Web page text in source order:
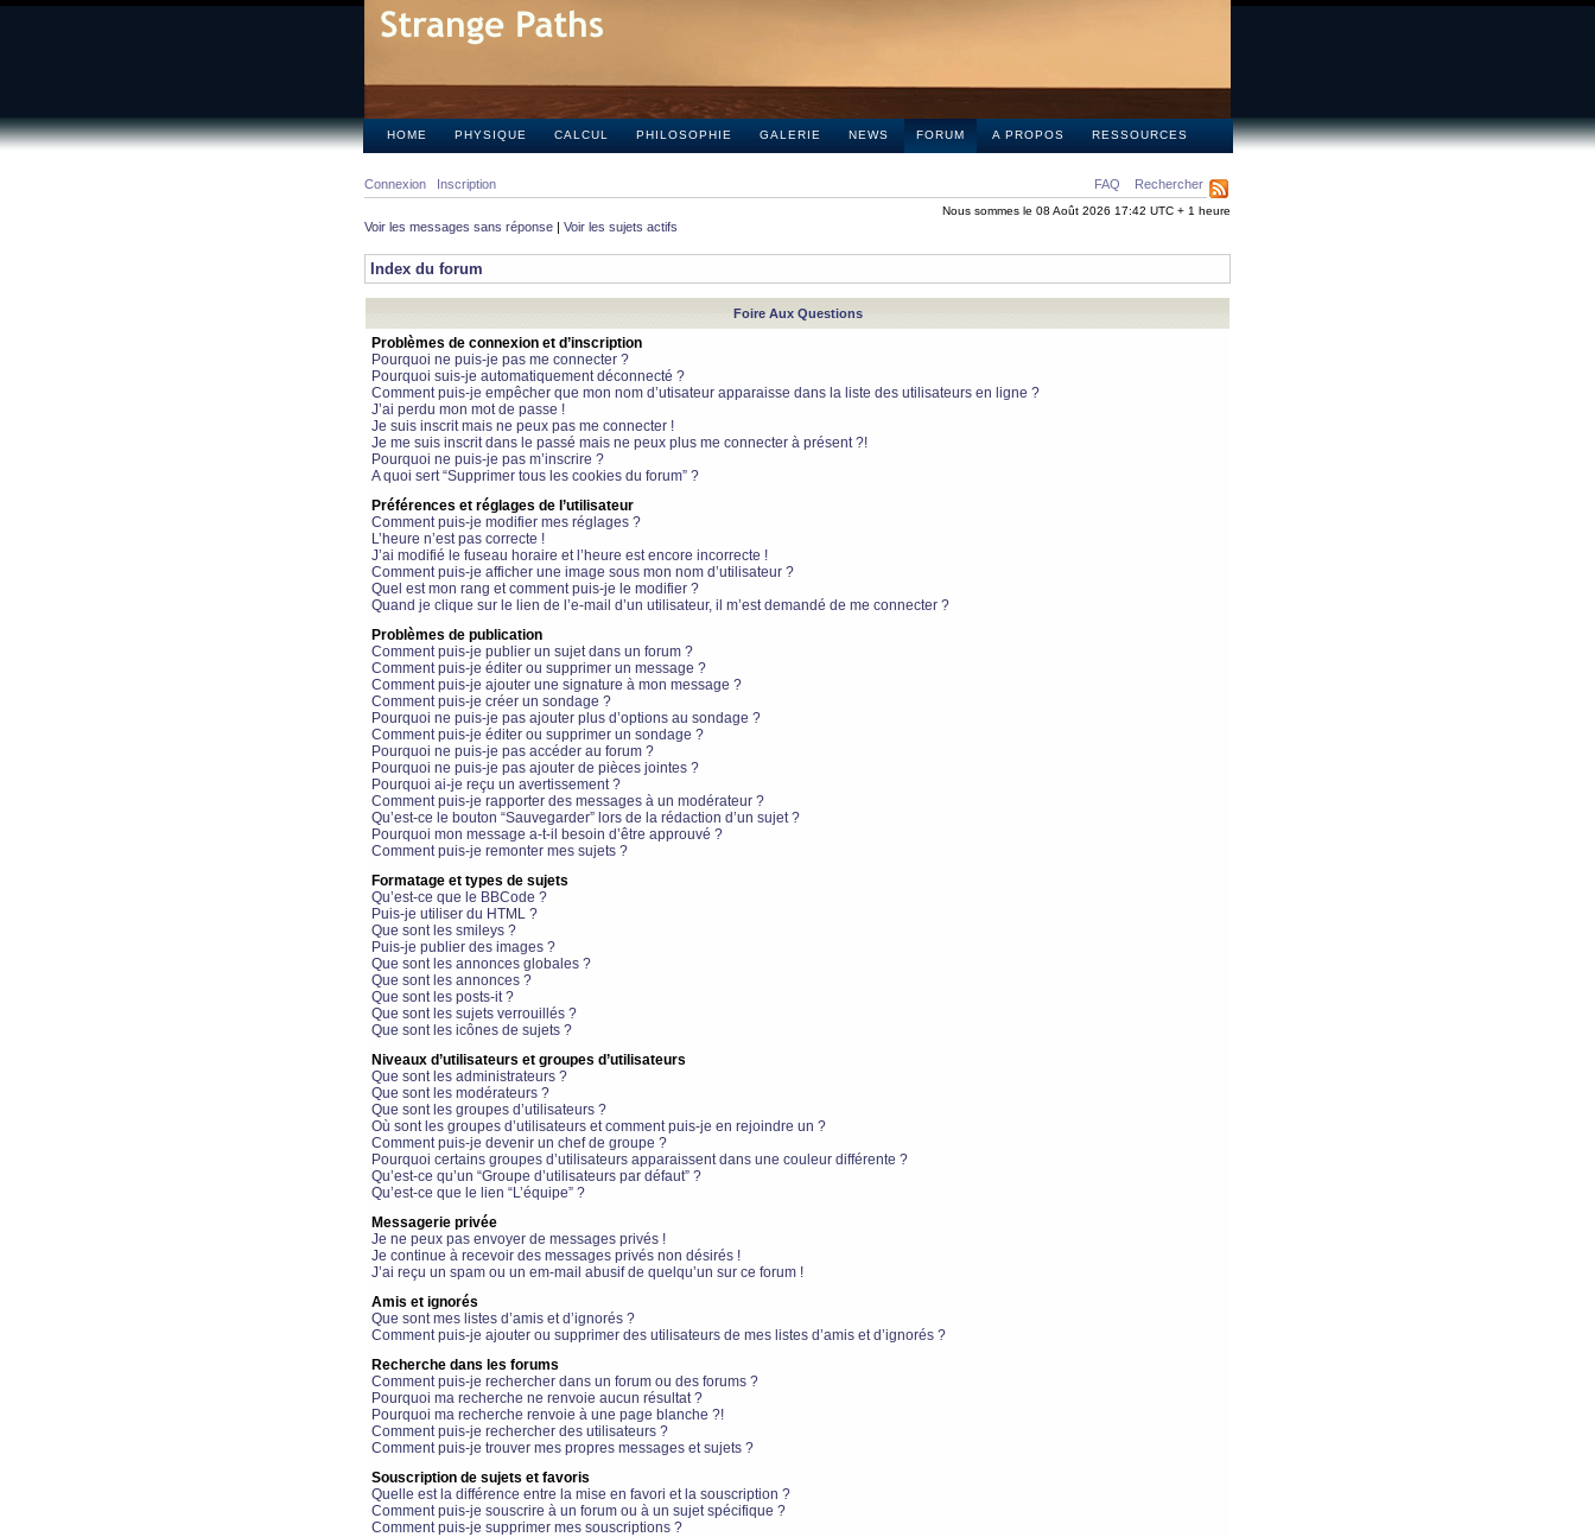
HOME PHYSIQUE CALCUL PHILOSOPHIE GALERIE NEWS FORUM A PROPOS RESSOURCES
FAQ Rechercher
Connexion Inscription
Nous sommes le 08 Août 2026 17:42 UTC + 1 heure
Voir les messages sans réponse | Voir les sujets actifs
Index du forum
Foire Aux Questions
Problèmes de connexion et d’inscription
Pourquoi ne puis-je pas me connecter ?
Pourquoi suis-je automatiquement déconnecté ?
Comment puis-je empêcher que mon nom d’utisateur apparaisse dans la liste des utilisateurs en ligne ?
J’ai perdu mon mot de passe !
Je suis inscrit mais ne peux pas me connecter !
Je me suis inscrit dans le passé mais ne peux plus me connecter à présent ?!
Pourquoi ne puis-je pas m’inscrire ?
A quoi sert “Supprimer tous les cookies du forum” ?
Préférences et réglages de l’utilisateur
Comment puis-je modifier mes réglages ?
L’heure n’est pas correcte !
J’ai modifié le fuseau horaire et l’heure est encore incorrecte !
Comment puis-je afficher une image sous mon nom d’utilisateur ?
Quel est mon rang et comment puis-je le modifier ?
Quand je clique sur le lien de l’e-mail d’un utilisateur, il m’est demandé de me connecter ?
Problèmes de publication
Comment puis-je publier un sujet dans un forum ?
Comment puis-je éditer ou supprimer un message ?
Comment puis-je ajouter une signature à mon message ?
Comment puis-je créer un sondage ?
Pourquoi ne puis-je pas ajouter plus d’options au sondage ?
Comment puis-je éditer ou supprimer un sondage ?
Pourquoi ne puis-je pas accéder au forum ?
Pourquoi ne puis-je pas ajouter de pièces jointes ?
Pourquoi ai-je reçu un avertissement ?
Comment puis-je rapporter des messages à un modérateur ?
Qu’est-ce le bouton “Sauvegarder” lors de la rédaction d’un sujet ?
Pourquoi mon message a-t-il besoin d’être approuvé ?
Comment puis-je remonter mes sujets ?
Formatage et types de sujets
Qu’est-ce que le BBCode ?
Puis-je utiliser du HTML ?
Que sont les smileys ?
Puis-je publier des images ?
Que sont les annonces globales ?
Que sont les annonces ?
Que sont les posts-it ?
Que sont les sujets verrouillés ?
Que sont les icônes de sujets ?
Niveaux d’utilisateurs et groupes d’utilisateurs
Que sont les administrateurs ?
Que sont les modérateurs ?
Que sont les groupes d’utilisateurs ?
Où sont les groupes d’utilisateurs et comment puis-je en rejoindre un ?
Comment puis-je devenir un chef de groupe ?
Pourquoi certains groupes d’utilisateurs apparaissent dans une couleur différente ?
Qu’est-ce qu’un “Groupe d’utilisateurs par défaut” ?
Qu’est-ce que le lien “L’équipe” ?
Messagerie privée
Je ne peux pas envoyer de messages privés !
Je continue à recevoir des messages privés non désirés !
J’ai reçu un spam ou un em-mail abusif de quelqu’un sur ce forum !
Amis et ignorés
Que sont mes listes d’amis et d’ignorés ?
Comment puis-je ajouter ou supprimer des utilisateurs de mes listes d’amis et d’ignorés ?
Recherche dans les forums
Comment puis-je rechercher dans un forum ou des forums ?
Pourquoi ma recherche ne renvoie aucun résultat ?
Pourquoi ma recherche renvoie à une page blanche ?!
Comment puis-je rechercher des utilisateurs ?
Comment puis-je trouver mes propres messages et sujets ?
Souscription de sujets et favoris
Quelle est la différence entre la mise en favori et la souscription ?
Comment puis-je souscrire à un forum ou à un sujet spécifique ?
Comment puis-je supprimer mes souscriptions ?